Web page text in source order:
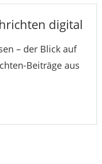
digital
– der Blick auf
Beiträge aus